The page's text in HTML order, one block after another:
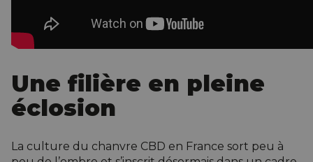
Une filière en pleine
éclosion
La culture du chanvre CBD en France sort peu à